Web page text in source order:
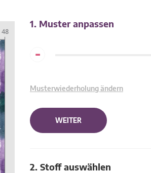
1. Muster anpassen
-
Musterwiederholung ändern
WEITER
2. Stoff auswählen